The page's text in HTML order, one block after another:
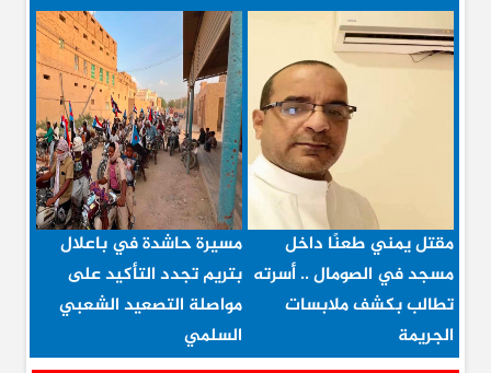
مقتل يمني طعنًا داخل
مسجد في الصومال .. أسرته
تطالب بكشف ملابسات
الجريمة
مسيرة حاشدة في باعلال
بتريم تجدد التأكيد على
مواصلة التصعيد الشعبي
السلمي